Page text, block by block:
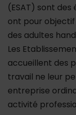
(ESAT) sont
ont pour
des adultes
Les
accueillent des
travail ne leur
entreprise
activité